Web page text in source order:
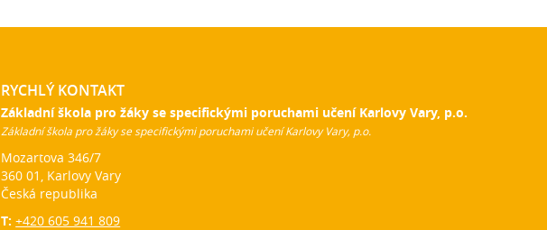
RYCHLÝ KONTAKT
Základní škola pro žáky se specifickými poruchami učení Karlovy Vary, p.o.
Základní škola pro žáky se specifickými poruchami učení Karlovy Vary, p.o.
Mozartova 346/7
360 01, Karlovy Vary
Česká republika
T:+420 605 941 809